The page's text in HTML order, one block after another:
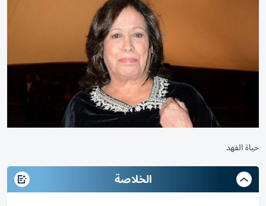
حياة الفهد
الخلاصة